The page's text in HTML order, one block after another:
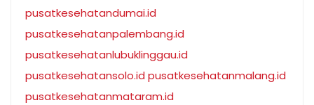
pusatkesehatandumai.id
pusatkesehatanpalembang.id
pusatkesehatanlubuklinggau.id
pusatkesehatansolo.id pusatkesehatanmalang.id
pusatkesehatanmataram.id